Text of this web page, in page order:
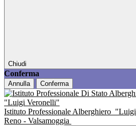
Chiudi
Conferma
Annulla Conferma
Istituto Professionale Alberghiero
Reno - Valsamoggia